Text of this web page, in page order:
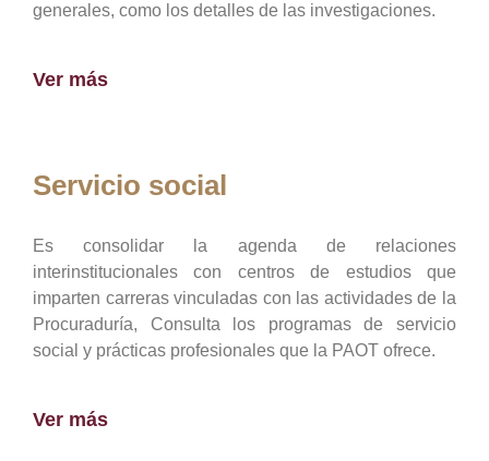
generales, como los detalles de las investigaciones.
Ver más
Servicio social
Es consolidar la agenda de relaciones
interinstitucionales con centros de estudios que
imparten carreras vinculadas con las actividades de la
Procuraduría, Consulta los programas de servicio
social y prácticas profesionales que la PAOT ofrece.
Ver más